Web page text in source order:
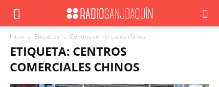
Inicio Etiquetas Centros comerciales chinos
ETIQUETA: CENTROS
COMERCIALES CHINOS